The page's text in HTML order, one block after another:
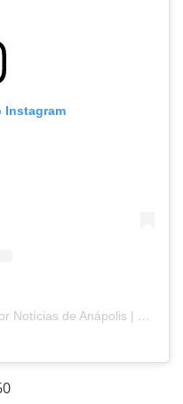
Instagram
Uma publicação compartilhada por Notícias de Anápolis | Goiás | Publicidade | Marketing 🚀 (@portalanapolis)